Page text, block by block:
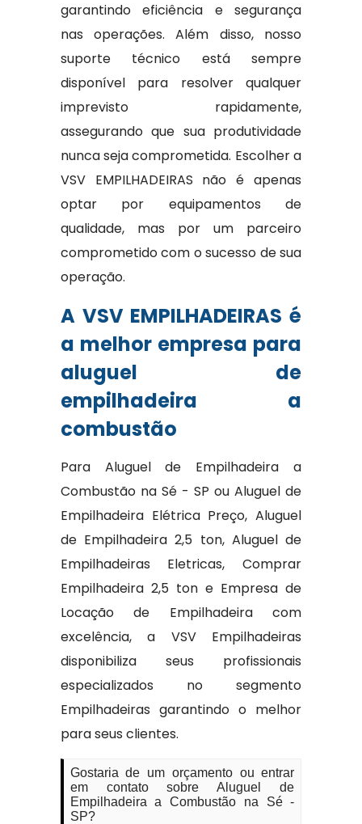
garantindo eficiência e segurança
nas operações. Além disso, nosso
suporte técnico está sempre
disponível para resolver qualquer
imprevisto rapidamente,
assegurando que sua produtividade
nunca seja comprometida. Escolher a
VSV EMPILHADEIRAS não é apenas
optar por equipamentos de
qualidade, mas por um parceiro
comprometido com o sucesso de sua
operação.
A VSV EMPILHADEIRAS é
a melhor empresa para
aluguel de
empilhadeira a
combustão
Para Aluguel de Empilhadeira a
Combustão na Sé - SP ou Aluguel de
Empilhadeira Elétrica Preço, Aluguel
de Empilhadeira 2,5 ton, Aluguel de
Empilhadeiras Eletricas, Comprar
Empilhadeira 2,5 ton e Empresa de
Locação de Empilhadeira com
excelência, a VSV Empilhadeiras
disponibiliza seus profissionais
especializados no segmento
Empilhadeiras garantindo o melhor
para seus clientes.
Gostaria de um orçamento ou entrar
em contato sobre Aluguel de
Empilhadeira a Combustão na Sé -
SP?